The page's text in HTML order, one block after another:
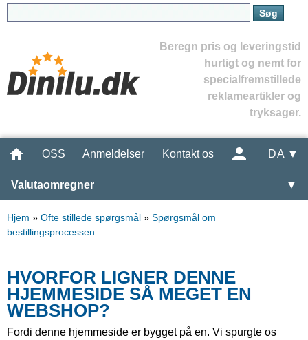
Beregn pris og leveringstid
hurtigt og nemt for
specialfremstillede
reklameartikler og
tryksager.
OSS Anmeldelser Kontakt os DA ▼
Valutaomregner ▼
Hjem » Ofte stillede spørgsmål » Spørgsmål om
bestillingsprocessen
HVORFOR LIGNER DENNE
HJEMMESIDE SÅ MEGET EN
WEBSHOP?
Fordi denne hjemmeside er bygget på en. Vi spurgte os